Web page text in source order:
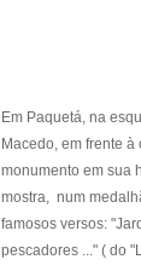
Em Paquetá, na
Macedo, em frente
monumento em sua
mostra, num
famosos versos:
pescadores ..." ( do